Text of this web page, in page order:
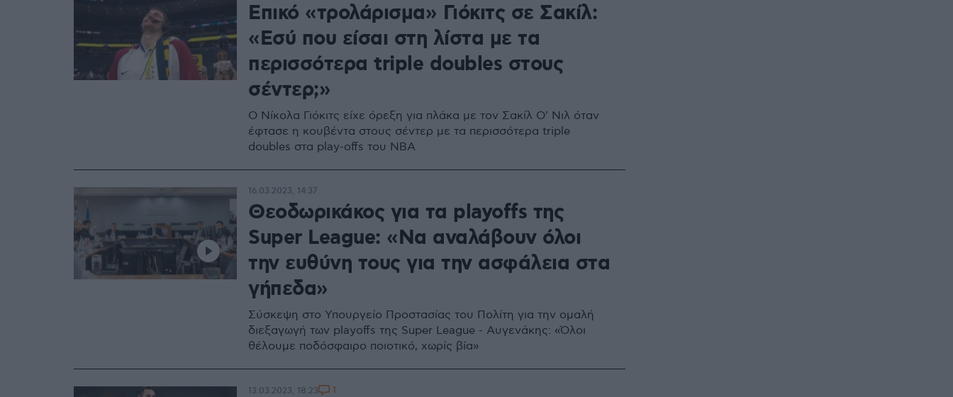
Επικό «τρολάρισμα» Γιόκιτς σε Σακίλ:
«Εσύ που είσαι στη λίστα με τα
περισσότερα triple doubles στους
σέντερ;»
Ο Νίκολα Γιόκιτς είχε όρεξη για πλάκα με τον Σακίλ Ο' Νιλ όταν
έφτασε η κουβέντα στους σέντερ με τα περισσότερα triple
doubles στα play-offs του NBA
Θεοδωρικάκος για τα playoffs της
Super League: «Να αναλάβουν όλοι
την ευθύνη τους για την ασφάλεια στα
γήπεδα»
Σύσκεψη στο Υπουργείο Προστασίας του Πολίτη για την ομαλή
διεξαγωγή των playoffs της Super League - Αυγενάκης: «Όλοι
θέλουμε ποδόσφαιρο ποιοτικό, χωρίς βία»
16.03.2023, 14:37
13.03.2023, 18:23 1